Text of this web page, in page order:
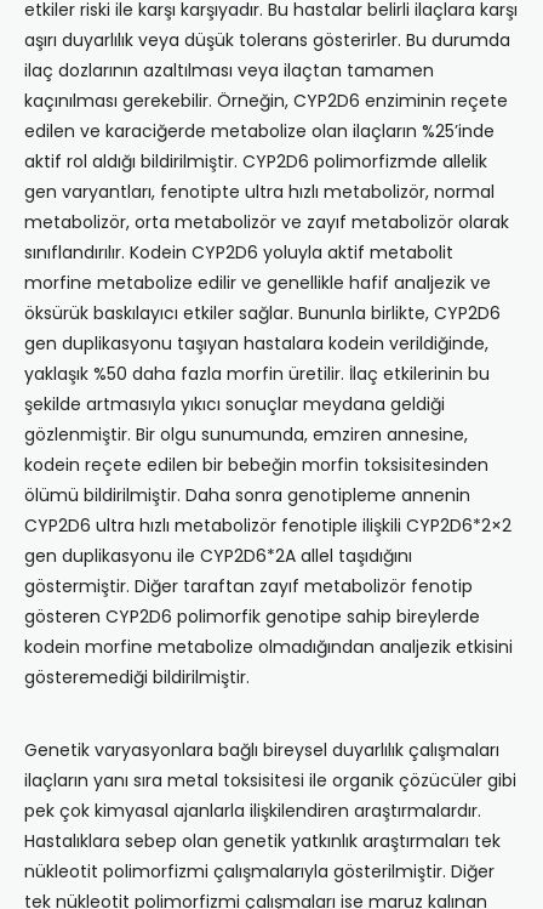
etkiler riski ile karşı karşıyadır. Bu hastalar belirli ilaçlara karşı
aşırı duyarlılık veya düşük tolerans gösterirler. Bu durumda
ilaç dozlarının azaltılması veya ilaçtan tamamen
kaçınılması gerekebilir. Örneğin, CYP2D6 enziminin reçete
edilen ve karaciğerde metabolize olan ilaçların %25’inde
aktif rol aldığı bildirilmiştir. CYP2D6 polimorfizmde allelik
gen varyantları, fenotipte ultra hızlı metabolizör, normal
metabolizör, orta metabolizör ve zayıf metabolizör olarak
sınıflandırılır. Kodein CYP2D6 yoluyla aktif metabolit
morfine metabolize edilir ve genellikle hafif analjezik ve
öksürük baskılayıcı etkiler sağlar. Bununla birlikte, CYP2D6
gen duplikasyonu taşıyan hastalara kodein verildiğinde,
yaklaşık %50 daha fazla morfin üretilir. İlaç etkilerinin bu
şekilde artmasıyla yıkıcı sonuçlar meydana geldiği
gözlenmiştir. Bir olgu sunumunda, emziren annesine,
kodein reçete edilen bir bebeğin morfin toksisitesinden
ölümü bildirilmiştir. Daha sonra genotipleme annenin
CYP2D6 ultra hızlı metabolizör fenotiple ilişkili CYP2D6*2×2
gen duplikasyonu ile CYP2D6*2A allel taşıdığını
göstermiştir. Diğer taraftan zayıf metabolizör fenotip
gösteren CYP2D6 polimorfik genotipe sahip bireylerde
kodein morfine metabolize olmadığından analjezik etkisini
gösteremediği bildirilmiştir.
Genetik varyasyonlara bağlı bireysel duyarlılık çalışmaları
ilaçların yanı sıra metal toksisitesi ile organik çözücüler gibi
pek çok kimyasal ajanlarla ilişkilendiren araştırmalardır.
Hastalıklara sebep olan genetik yatkınlık araştırmaları tek
nükleotit polimorfizmi çalışmalarıyla gösterilmiştir. Diğer
tek nükleotit polimorfizmi çalışmaları ise maruz kalınan